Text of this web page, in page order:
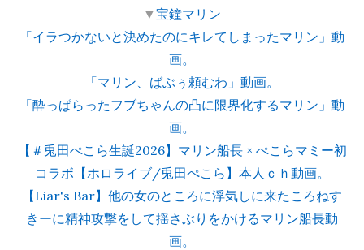
▼宝鐘マリン
「イラつかないと決めたのにキレてしまったマリン」動
画。
「マリン、ばぶぅ頼むわ」動画。
「酔っぱらったフブちゃんの凸に限界化するマリン」動
画。
【＃兎田ぺこら生誕2026】マリン船長 × ぺこらマミー初
コラボ【ホロライブ/兎田ぺこら】本人ｃｈ動画。
【Liar's Bar】他の女のところに浮気しに来たころねす
きーに精神攻撃をして揺さぶりをかけるマリン船長動
画。